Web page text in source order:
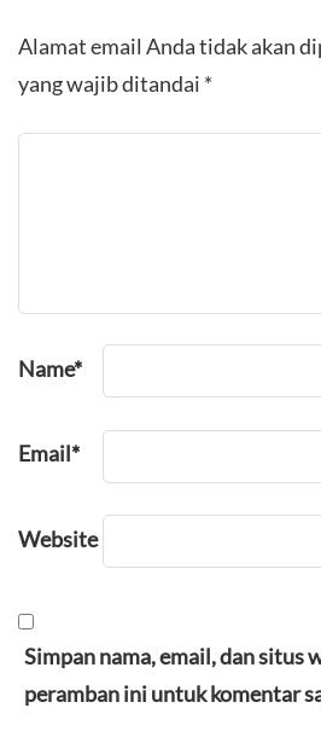
Alamat email Anda tidak akan
yang wajib ditandai *
Name*
Email*
Website
Simpan nama, email, dan situs
peramban ini untuk komentar